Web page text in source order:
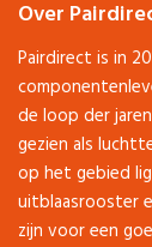
Over
Pairdirect is in
de loop der
gezien als
op het gebied
uitblaasrooster
zijn voor een